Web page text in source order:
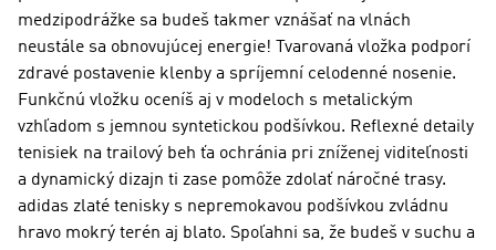
medzipodrážke sa budeš takmer vznášať na vlnách
neustále sa obnovujúcej energie! Tvarovaná vložka podporí
zdravé postavenie klenby a spríjemní celodenné nosenie.
Funkčnú vložku oceníš aj v modeloch s metalickým
vzhľadom s jemnou syntetickou podšívkou. Reflexné detaily
tenisiek na trailový beh ťa ochránia pri zníženej viditeľnosti
a dynamický dizajn ti zase pomôže zdolať náročné trasy.
adidas zlaté tenisky s nepremokavou podšívkou zvládnu
hravo mokrý terén aj blato. Spoľahni sa, že budeš v suchu a